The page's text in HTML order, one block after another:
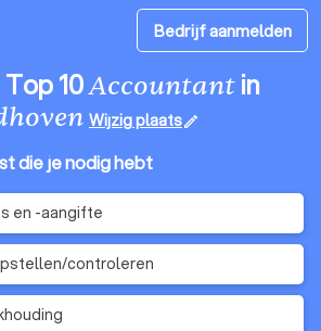
Bedrijf aanmelden
10Accountantin
Wijzig plaatsedit
die je nodig hebt
en -aangifte
controleren